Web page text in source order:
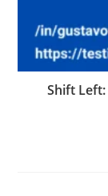
Shift